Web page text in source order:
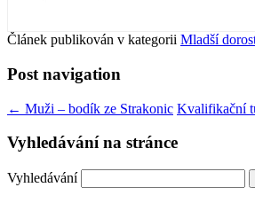
Článek publikován v kategorii Mladší
Post navigation
← Muži – bodík ze Strakonic Kvalifikační
Vyhledávání na stránce
Vyhledávání